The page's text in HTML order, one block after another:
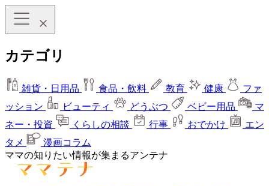
カテゴリ
雑貨・日用品 食品・飲料 教育 健康
ファ
ッション
ビューティ どうぶつ ベビー用品
マ
ネー・投資
くらしの相談 行事 おでかけ
エン
タメ
漫画コラム
ママの知りたい情報が集まるアンテナ